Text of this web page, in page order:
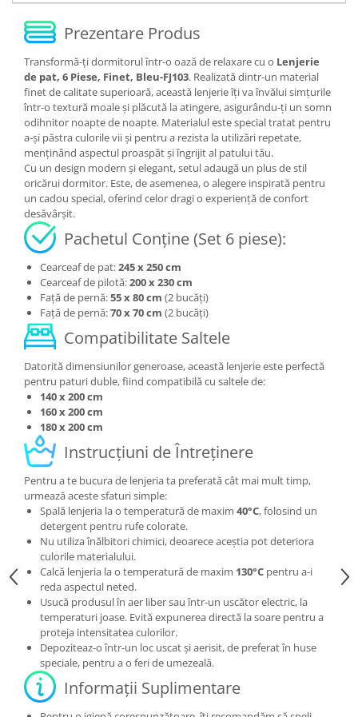
Prezentare Produs
Transformă-ți dormitorul într-o oază de relaxare cu o Lenjerie
de pat, 6 Piese, Finet, Bleu-FJ103. Realizată dintr-un material
finet de calitate superioară, această lenjerie îți va învălui simțurile
într-o textură moale și plăcută la atingere, asigurându-ți un somn
odihnitor noapte de noapte. Materialul este special tratat pentru
a-și păstra culorile vii și pentru a rezista la utilizări repetate,
menținând aspectul proaspăt și îngrijit al patului tău.
Cu un design modern și elegant, setul adaugă un plus de stil
oricărui dormitor. Este, de asemenea, o alegere inspirată pentru
un cadou special, oferind celor dragi o experiență de confort
desăvârșit.
Pachetul Conține (Set 6 piese):
Cearceaf de pat:245 x 250 cm
Cearceaf de pilotă:200 x 230 cm
Față de pernă:55 x 80 cm (2 bucăți)
Față de pernă:70 x 70 cm (2 bucăți)
Compatibilitate Saltele
Datorită dimensiunilor generoase, această lenjerie este perfectă
pentru paturi duble, fiind compatibilă cu saltele de:
140 x 200 cm
160 x 200 cm
180 x 200 cm
Instrucțiuni de Întreținere
Pentru a te bucura de lenjeria ta preferată cât mai mult timp,
urmează aceste sfaturi simple:
Spală lenjeria la o temperatură de maxim 40°C, folosind un
detergent pentru rufe colorate.
Nu utiliza înălbitori chimici, deoarece aceștia pot deteriora
culorile materialului.
Calcă lenjeria la o temperatură de maxim 130°C pentru a-i
reda aspectul neted.
Usucă produsul în aer liber sau într-un uscător electric, la
temperaturi joase. Evită expunerea directă la soare pentru a
proteja intensitatea culorilor.
Depoziteaz-o într-un loc uscat și aerisit, de preferat în huse
speciale, pentru a o feri de umezeală.
Informații Suplimentare